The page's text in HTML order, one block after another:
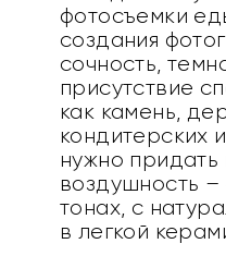
фотосъемки
создания
сочность,
присутствие
как камень,
кондитерских
нужно придать
воздушность –
тонах, с
в легкой